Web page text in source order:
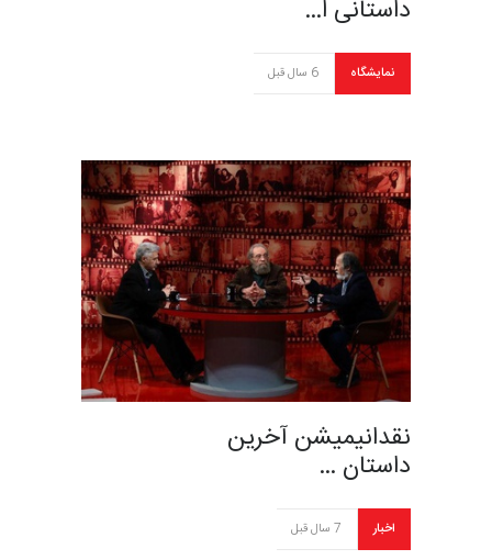
داستانی ا…
نمایشگاه 6 سال قبل
نقدانیمیشن آخرین
داستان …
اخبار 7 سال قبل